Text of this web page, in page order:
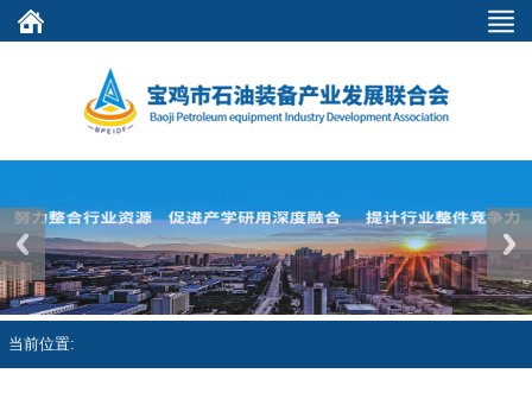
Previous Next
当前位置: